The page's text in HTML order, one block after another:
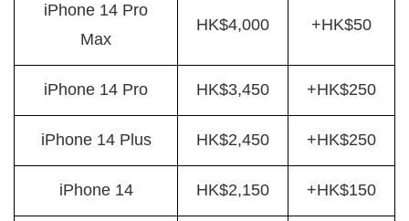
iPhone 14 Pro
Max
HK$4,000 +HK$50
iPhone 14 Pro HK$3,450 +HK$250
iPhone 14 Plus HK$2,450 +HK$250
iPhone 14 HK$2,150 +HK$150